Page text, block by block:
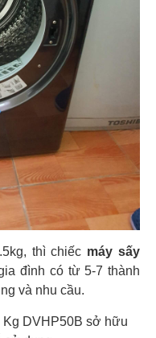
thì chiếc máy sấy
đình có từ 5-7 thành
và nhu cầu.